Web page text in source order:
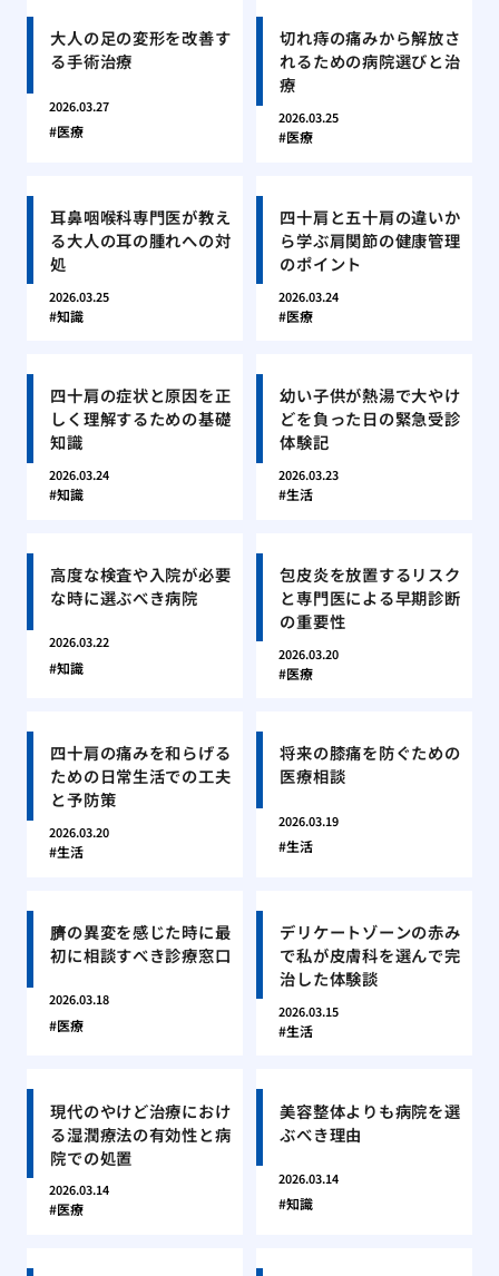
大人の足の変形を改善す
る手術治療
2026.03.27
医療
切れ痔の痛みから解放さ
れるための病院選びと治
療
2026.03.25
医療
耳鼻咽喉科専門医が教え
る大人の耳の腫れへの対
処
2026.03.25
知識
四十肩と五十肩の違いか
ら学ぶ肩関節の健康管理
のポイント
2026.03.24
医療
四十肩の症状と原因を正
しく理解するための基礎
知識
2026.03.24
知識
幼い子供が熱湯で大やけ
どを負った日の緊急受診
体験記
2026.03.23
生活
高度な検査や入院が必要
な時に選ぶべき病院
2026.03.22
知識
包皮炎を放置するリスク
と専門医による早期診断
の重要性
2026.03.20
医療
四十肩の痛みを和らげる
ための日常生活での工夫
と予防策
2026.03.20
生活
将来の膝痛を防ぐための
医療相談
2026.03.19
生活
臍の異変を感じた時に最
初に相談すべき診療窓口
2026.03.18
医療
デリケートゾーンの赤み
で私が皮膚科を選んで完
治した体験談
2026.03.15
生活
現代のやけど治療におけ
る湿潤療法の有効性と病
院での処置
2026.03.14
医療
美容整体よりも病院を選
ぶべき理由
2026.03.14
知識